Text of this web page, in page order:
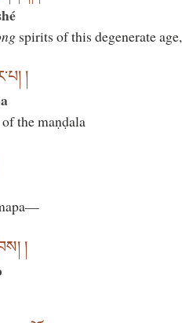
spirits of this degenerate age,
།
the maṇḍala
།